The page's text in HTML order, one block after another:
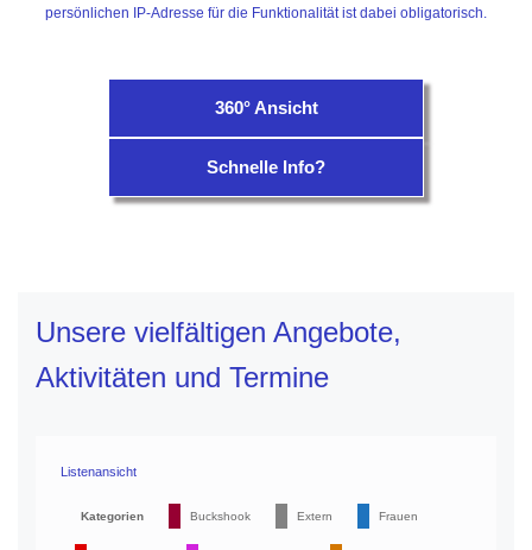
persönlichen IP-Adresse für die Funktionalität ist dabei obligatorisch.
360° Ansicht
Schnelle Info?
Unsere vielfältigen Angebote,
Aktivitäten und Termine
Listenansicht
Kategorien Buckshook Extern Frauen